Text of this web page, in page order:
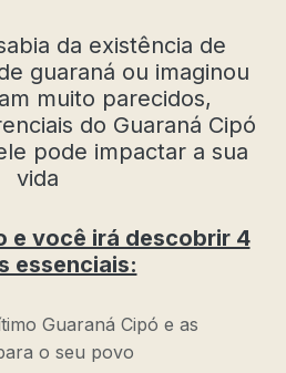
da existência de
guaraná ou imaginou
muito parecidos,
do Guaraná Cipó
pode impactar a sua
vida
e você irá descobrir 4
essenciais:
Guaraná Cipó e as
o seu povo